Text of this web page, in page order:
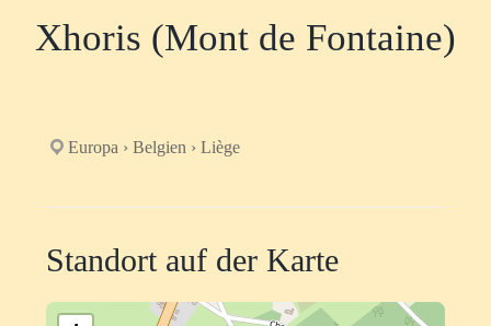
Xhoris (Mont de Fontaine)
Europa › Belgien › Liège
Standort auf der Karte